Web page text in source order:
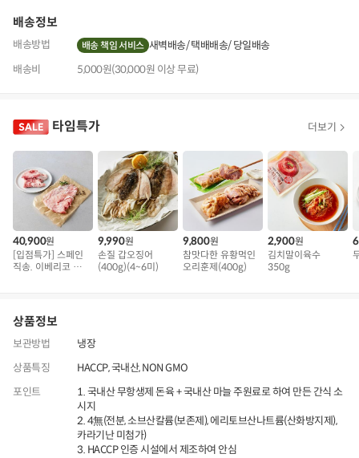
배송정보
배송방법 배송 책임 서비스 새벽배송 택배배송 당일배송
배송비
5,000원(30,000원 이상 무료)
타임특가 더보기
40,900원
[입점특가] 스페인
직송. 이베리코 삼
9,990원
손질 갑오징어
(400g)(4~6미)
9,800원
참맛다한 유황먹인
오리훈제(400g)
2,900원
김치말이육수
350g
상품정보
보관방법
냉장
상품특징
HACCP, 국내산, NON GMO
포인트
1. 국내산 무항생제 돈육 + 국내산 마늘 주원료로 하여 만든 간식 소
시지
2. 4無(전분, 소브산칼륨(보존제), 에리토브산나트륨(산화방지제),
카라기난 미첨가)
3. HACCP 인증 시설에서 제조하여 안심